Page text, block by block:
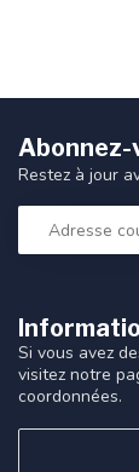
Si vous avez
visitez notre
coordonnées.
Restez à jour